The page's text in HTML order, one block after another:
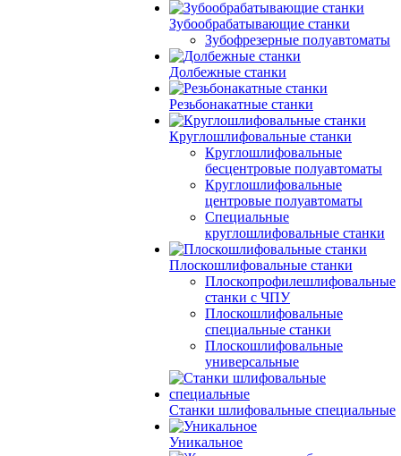
Зубообрабатывающие станки
Зубофрезерные полуавтоматы
Долбежные станки
Резьбонакатные станки
Круглошлифовальные станки
Круглошлифовальные
бесцентровые полуавтоматы
Круглошлифовальные
центровые полуавтоматы
Специальные
круглошлифовальные станки
Плоскошлифовальные станки
Плоскопрофилешлифовальные
станки с ЧПУ
Плоскошлифовальные
специальные станки
Плоскошлифовальные
универсальные
Станки шлифовальные специальные
Уникальное